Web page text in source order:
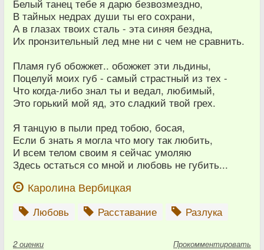
Белый танец тебе я дарю безвозмездно,
В тайных недрах души ты его сохрани,
А в глазах твоих сталь - эта синяя бездна,
Их пронзительный лед мне ни с чем не сравнить.
Пламя губ обожжет.. обожжет эти льдины,
Поцелуй моих губ - самый страстный из тех -
Что когда-либо знал ты и ведал, любимый,
Это горький мой яд, это сладкий твой грех.
Я танцую в пыли пред тобою, босая,
Если б знать я могла что могу так любить,
И всем телом своим я сейчас умоляю
Здесь остаться со мной и любовь не губить...
Каролина Вербицкая
Любовь Расставание Разлука
2 оценки Прокомментировать